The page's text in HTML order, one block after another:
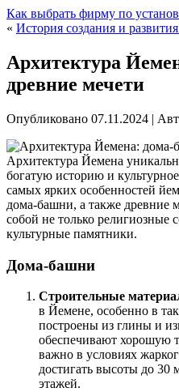
Как выбрать фирму по
« История создания и
Архитектура
древние мечети
Опубликовано 07.11.2024 |
Архитектура Йемена
богатую историю и
самых ярких особенностей
дома-башни, а также древние
собой не только
культурные памятники.
Дома-башни
Строительные
в Йемене, особенно в
построены из глины и
обеспечивают хорошую
важно в условиях
достигать высоты до 30
этажей.